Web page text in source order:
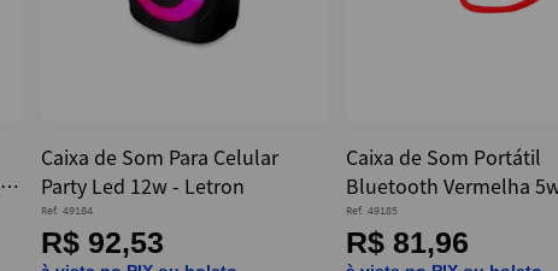
Caixa de Som Para Celular
Party Led 12w - Letron
Ref. 49184
R$ 92,53
Caixa de Som Portátil
Bluetooth Vermelha
Letron
Ref. 49185
R$ 81,96